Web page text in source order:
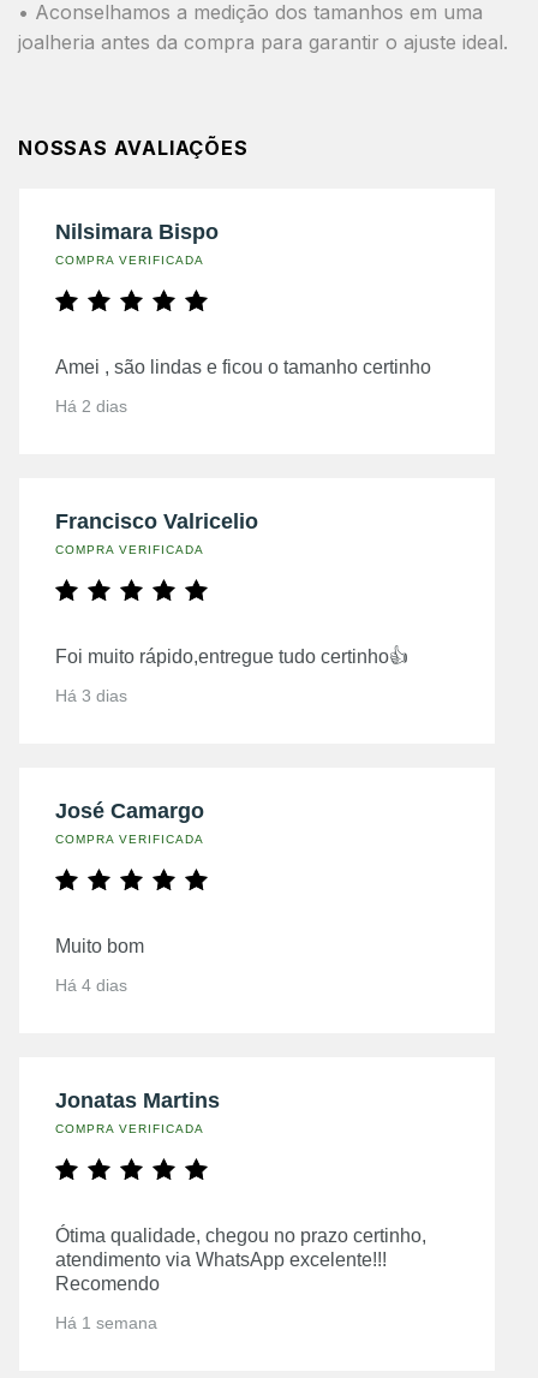
• Aconselhamos a medição dos tamanhos em uma
joalheria antes da compra para garantir o ajuste ideal.
NOSSAS AVALIAÇÕES
Nilsimara Bispo
COMPRA VERIFICADA
Amei , são lindas e ficou o tamanho certinho
Há 2 dias
Francisco Valricelio
COMPRA VERIFICADA
Foi muito rápido,entregue tudo certinho👍
Há 3 dias
José Camargo
COMPRA VERIFICADA
Muito bom
Há 4 dias
Jonatas Martins
COMPRA VERIFICADA
Ótima qualidade, chegou no prazo certinho,
atendimento via WhatsApp excelente!!!
Recomendo
Há 1 semana